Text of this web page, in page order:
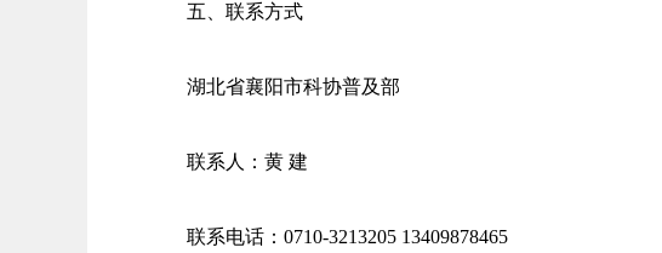
五、联系方式
湖北省襄阳市科协普及部
联系人：黄 建
联系电话：0710-3213205 13409878465